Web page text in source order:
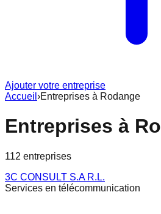
Ajouter votre entreprise
Accueil ›Entreprises à Rodange
Entreprises à
112 entreprises
3C CONSULT S.A R.L.
Services en télécommunication